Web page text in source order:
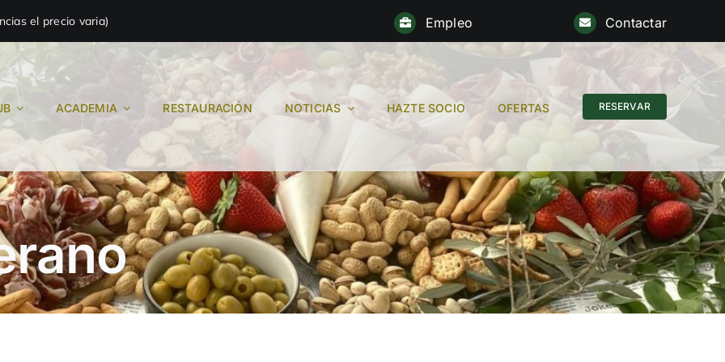
el precio varia) Empleo Contactar
ACADEMIA RESTAURACIÓN NOTICIAS HAZTE SOCIO OFERTAS RESERVAR